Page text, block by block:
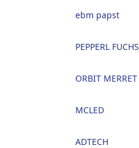
ebm papst
PEPPERL FUCHS
ORBIT MERRET
MCLED
ADTECH